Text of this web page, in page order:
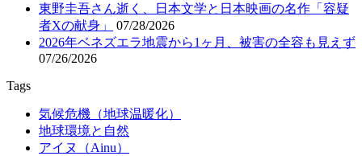
東野圭吾さん逝く、日本文学と日本映画の名作「容疑
者Xの献身」
07/28/2026
2026年ベネズエラ地震から1ヶ月、被害の全容も見えず
07/26/2026
Tags
気候危機（地球温暖化）
地球環境と自然
アイヌ（Ainu）